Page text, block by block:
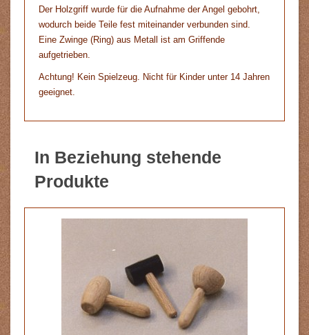
Der Holzgriff wurde für die Aufnahme der Angel gebohrt,
wodurch beide Teile fest miteinander verbunden sind.
Eine Zwinge (Ring) aus Metall ist am Griffende
aufgetrieben.
Achtung! Kein Spielzeug. Nicht für Kinder unter 14 Jahren
geeignet.
In Beziehung stehende
Produkte